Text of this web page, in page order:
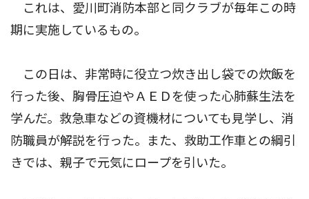
これは、愛川町消防本部と同クラブが毎年この時
期に実施しているもの。
この日は、非常時に役立つ炊き出し袋での炊飯を
行った後、胸骨圧迫やＡＥＤを使った心肺蘇生法を
学んだ。救急車などの資機材についても見学し、消
防職員が解説を行った。また、救助工作車との綱引
きでは、親子で元気にロープを引いた。